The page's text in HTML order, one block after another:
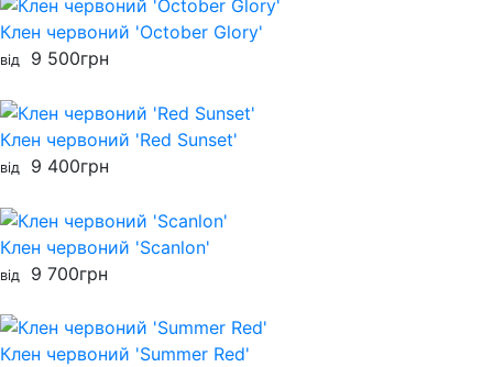
Клен червоний 'October Glory'
від 9 500грн
Клен червоний 'Red Sunset'
від 9 400грн
Клен червоний 'Scanlon'
від 9 700грн
Клен червоний 'Summer Red'